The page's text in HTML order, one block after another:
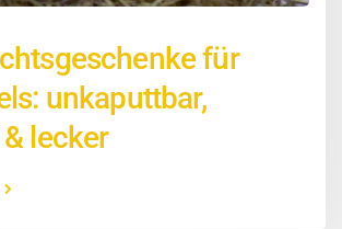
für
unkaputtbar,
lecker